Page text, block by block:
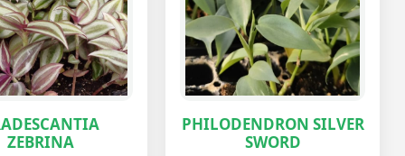
ZEBRINA
PHILODENDRON SILVER
SWORD